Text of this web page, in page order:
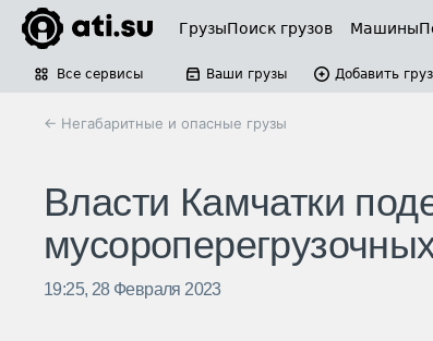
ГрузыПоиск грузов Машины
Все сервисы Ваши грузы Добавить груз
← Негабаритные и опасные грузы
Власти Камчатки
19:25, 28 Февраля 2023